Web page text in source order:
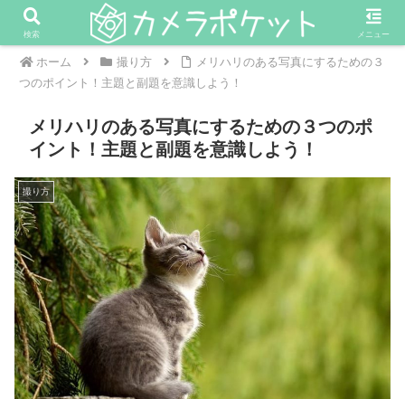
ホーム 撮り方
メリハリのある写真にするための３
つのポイント！主題と副題を意識しよう！
メリハリのある写真にするための３つのポ
イント！主題と副題を意識しよう！
撮り方
検索 メニュー